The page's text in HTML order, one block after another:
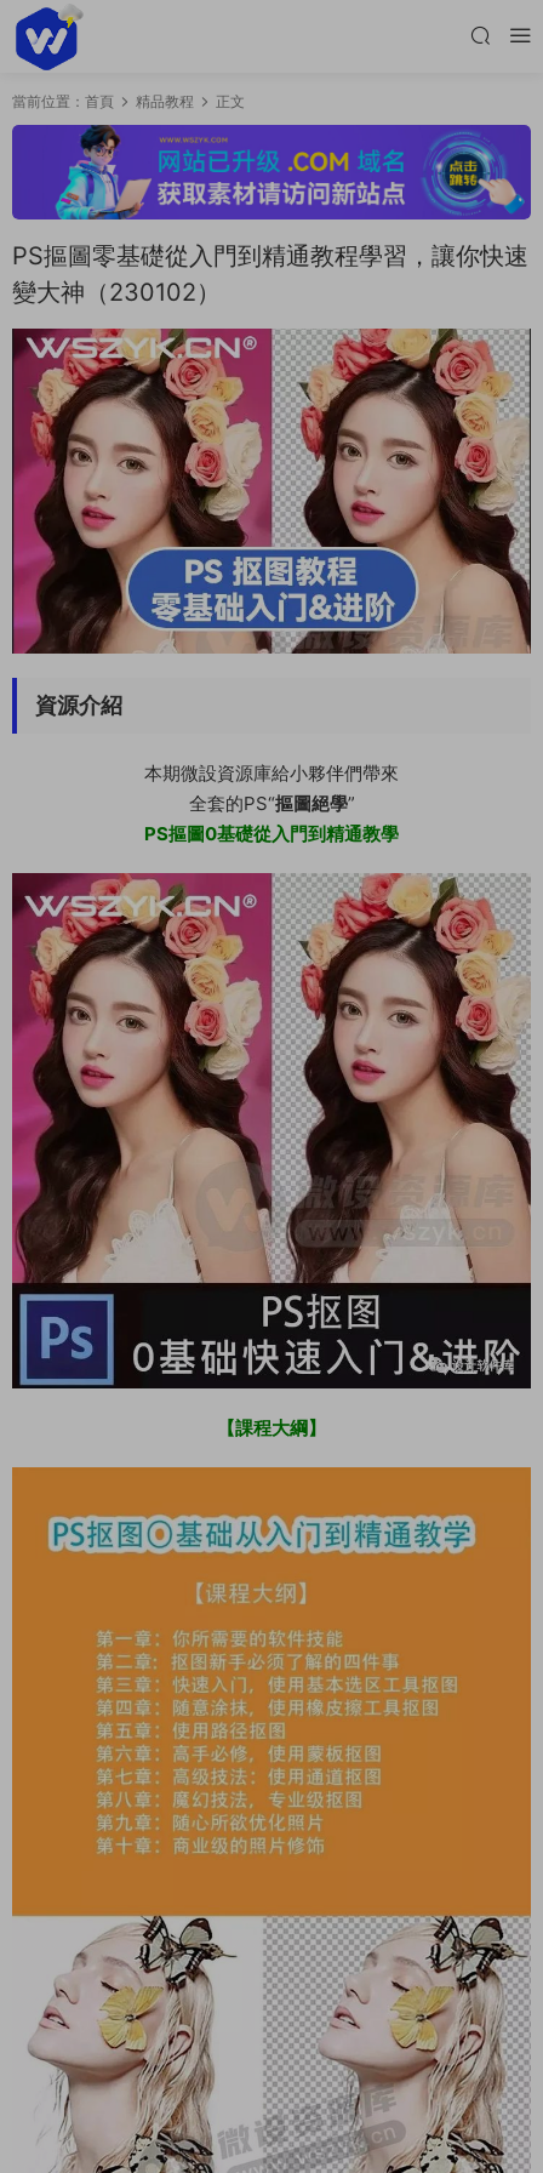
當前位置： 首頁 精品教程 正文
PS摳圖零基礎從入門到精通教程學習，讓你快速
變大神（230102）
資源介紹
本期微設資源庫給小夥伴們帶來
全套的PS“摳圖絕學”
PS摳圖0基礎從入門到精通教學
【課程大綱】